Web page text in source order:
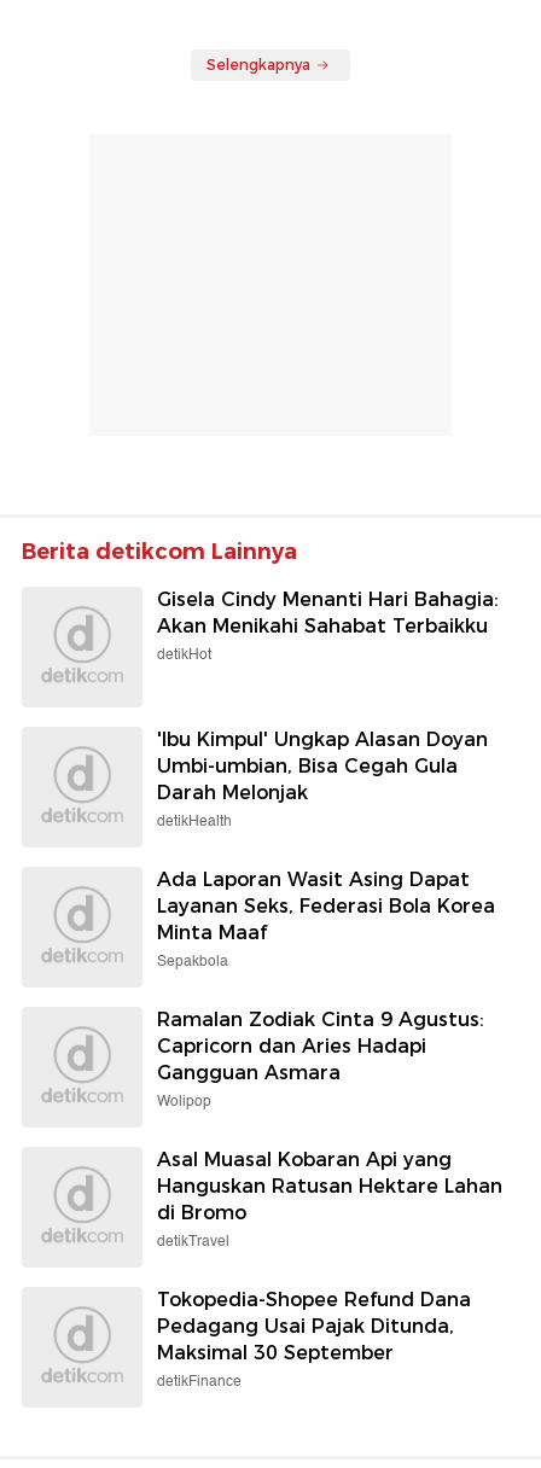
Selengkapnya
Berita detikcom Lainnya
Gisela Cindy Menanti Hari Bahagia:
Akan Menikahi Sahabat Terbaikku
detikHot
'Ibu Kimpul' Ungkap Alasan Doyan
Umbi-umbian, Bisa Cegah Gula
Darah Melonjak
detikHealth
Ada Laporan Wasit Asing Dapat
Layanan Seks, Federasi Bola Korea
Minta Maaf
Sepakbola
Ramalan Zodiak Cinta 9 Agustus:
Capricorn dan Aries Hadapi
Gangguan Asmara
Wolipop
Asal Muasal Kobaran Api yang
Hanguskan Ratusan Hektare Lahan
di Bromo
detikTravel
Tokopedia-Shopee Refund Dana
Pedagang Usai Pajak Ditunda,
Maksimal 30 September
detikFinance